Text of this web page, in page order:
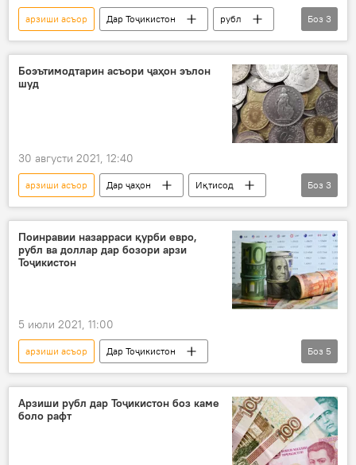
арзиши асъор Дар Тоҷикистон
рубл
БМТ
доллар Қурби асъор
Боз 3
Боэътимодтарин асъори ҷаҳон эълон
шуд
30 августи 2021, 12:40
арзиши асъор Дар ҷаҳон
Иқтисод
рубл
эътимод доллар
Боз 3
Поинравии назарраси қурби евро,
рубл ва доллар дар бозори арзи
Тоҷикистон
5 июли 2021, 11:00
арзиши асъор
Дар Тоҷикистон
Бонки Миллӣ
рубл
доллар
евро
Қурби асъор
Боз 5
Арзиши рубл дар Тоҷикистон боз каме
боло рафт